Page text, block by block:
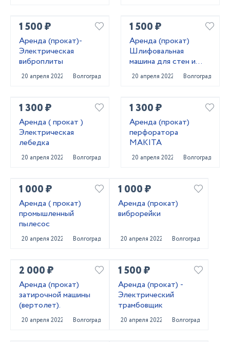
1 500 ₽
Аренда (прокат)-
Электрическая
виброплиты
20 апреля 2022 Волгоград
1 500 ₽
Аренда (прокат)
Шлифовальная
машина для стен и
потолков
20 апреля 2022 Волгоград
1 300 ₽
Аренда ( прокат )
Электрическая
лебедка
20 апреля 2022 Волгоград
1 300 ₽
Аренда (прокат)
перфоратора
MAKITA
20 апреля 2022 Волгоград
1 000 ₽
Аренда ( прокат)
промышленный
пылесос
20 апреля 2022 Волгоград
1 000 ₽
Аренда (прокат)
виброрейки
20 апреля 2022 Волгоград
2 000 ₽
Аренда (прокат)
затирочной машины
(вертолет).
20 апреля 2022 Волгоград
1 500 ₽
Аренда (прокат) -
Электрический
трамбовщик
20 апреля 2022 Волгоград